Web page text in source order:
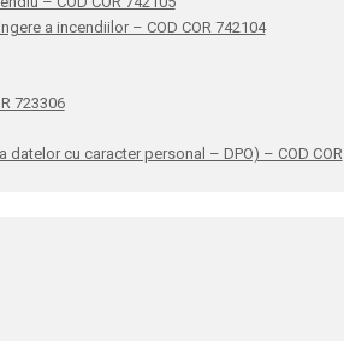
a incendiilor – COD COR 742104
723306
cu caracter personal – DPO) – COD COR